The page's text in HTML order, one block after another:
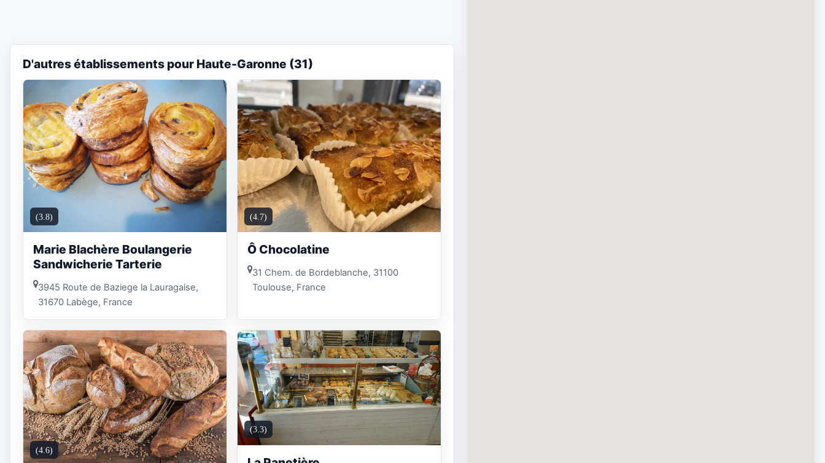
D'autres établissements pour Haute-Garonne (31)
(3.8)
Marie Blachère Boulangerie
Sandwicherie Tarterie
3945 Route de Baziege la Lauragaise,
31670 Labège, France
(4.7)
Ô Chocolatine
31 Chem. de Bordeblanche, 31100
Toulouse, France
(4.6)
(3.3)